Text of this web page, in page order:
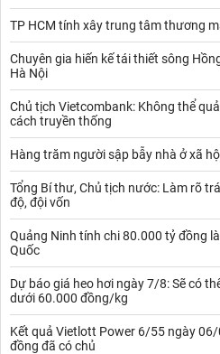
TP HCM tính xây trung tâm thương
Chuyên gia hiến kế tái thiết sông
Hà Nội
Chủ tịch Vietcombank: Không thể
cách truyền thống
Hàng trăm người sập bẫy nhà ở xã
Tổng Bí thư, Chủ tịch nước: Làm rõ
độ, đội vốn
Quảng Ninh tính chi 80.000 tỷ đồng
Quốc
Dự báo giá heo hơi ngày 7/8: Sẽ có
dưới 60.000 đồng/kg
Kết quả Vietlott Power 6/55 ngày
đồng đã có chủ